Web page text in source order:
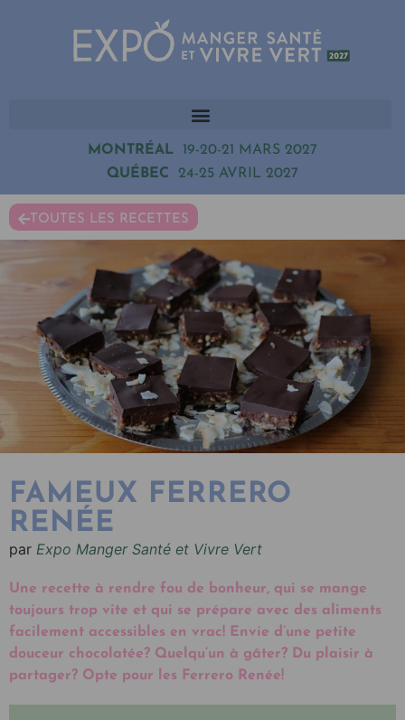
MONTRÉAL 19-20-21 MARS 2027
QUÉBEC 24-25 AVRIL 2027
TOUTES LES RECETTES
FAMEUX FERRERO
RENÉE
par Expo Manger Santé et Vivre Vert
Une recette à rendre fou de bonheur, qui se mange
toujours trop vite et qui se prépare avec des aliments
facilement accessibles en vrac! Envie d’une petite
douceur chocolatée? Quelqu’un à gâter? Du plaisir à
partager? Opte pour les Ferrero Renée!